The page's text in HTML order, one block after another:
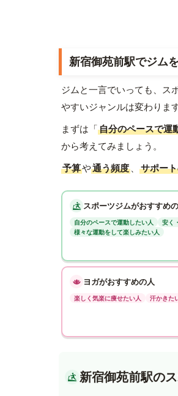
新宿御苑前駅でジム
ジムと一言でいっても、ス
やすいジャンルは変わります
まずは「自分のペースで運
から考えてみましょう。
予算や通う頻度 、 サポー
スポーツジムがおすすめ
自分のペースで運動したい人
安く
様々な運動をして楽しみたい人
ヨガがおすすめの人
楽しく気楽に痩せたい人 汗かきた
新宿御苑前駅の